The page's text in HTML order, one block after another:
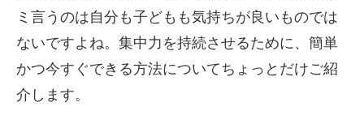
ミ言うのは自分も子どもも気持ちが良いものでは
ないですよね。集中力を持続させるために、簡単
かつ今すぐできる方法についてちょっとだけご紹
介します。